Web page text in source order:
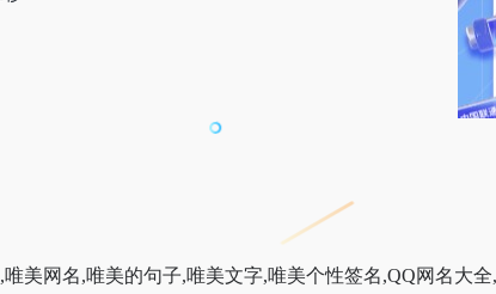
美网名,唯美的句子,唯美文字,唯美个性签名,QQ网名大